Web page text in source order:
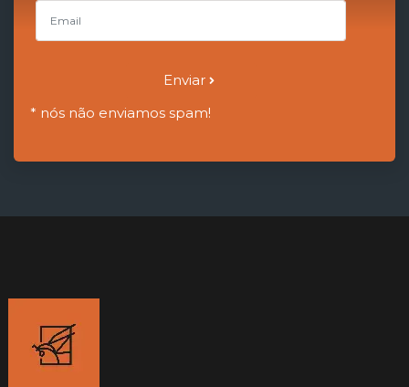
Enviar
* nós não enviamos spam!